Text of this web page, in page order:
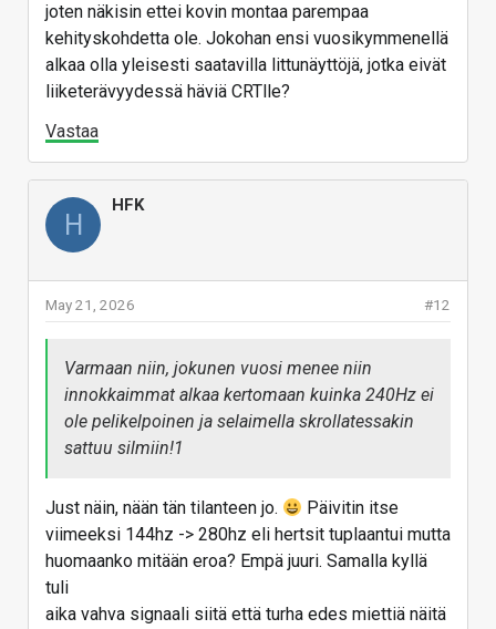
joten näkisin ettei kovin montaa parempaa
kehityskohdetta ole. Jokohan ensi vuosikymmenellä
alkaa olla yleisesti saatavilla littunäyttöjä, jotka eivät
liiketerävyydessä häviä CRTlle?
Vastaa
H
HFK
#12
May 21, 2026
Varmaan niin, jokunen vuosi menee niin
innokkaimmat alkaa kertomaan kuinka 240Hz ei
ole pelikelpoinen ja selaimella skrollatessakin
sattuu silmiin!1
Just näin, nään tän tilanteen jo.
Päivitin itse
viimeeksi 144hz -> 280hz eli hertsit tuplaantui mutta
huomaanko mitään eroa? Empä juuri. Samalla kyllä
tuli
aika vahva signaali siitä että turha edes miettiä näitä